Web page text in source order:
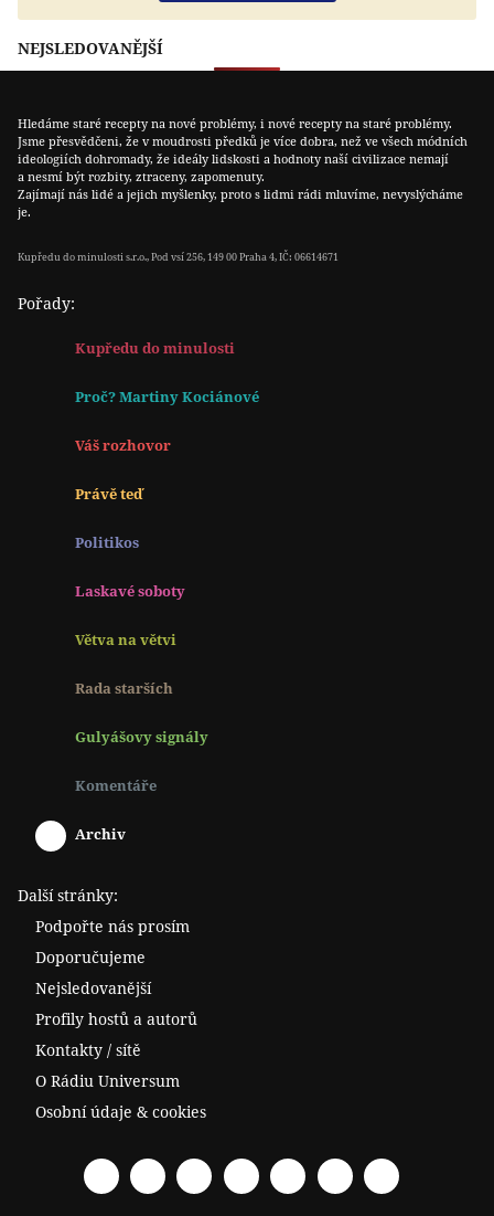
NEJSLEDOVANĚJŠÍ
Hledáme staré recepty na nové problémy, i nové recepty na staré problémy.
Jsme přesvědčeni, že v moudrosti předků je více dobra, než ve všech módních
ideologiích dohromady, že ideály lidskosti a hodnoty naší civilizace nemají
a nesmí být rozbity, ztraceny, zapomenuty.
Zajímají nás lidé a jejich myšlenky, proto s lidmi rádi mluvíme, nevyslýcháme
je.
Kupředu do minulosti s.r.o., Pod vsí 256, 149 00 Praha 4, IČ: 06614671
Pořady:
Kupředu do minulosti
Proč? Martiny Kociánové
Váš rozhovor
Právě teď
Politikos
Laskavé soboty
Větva na větvi
Rada starších
Gulyášovy signály
Komentáře
Archiv
Další stránky:
Podpořte nás prosím
Doporučujeme
Nejsledovanější
Profily hostů a autorů
Kontakty / sítě
O Rádiu Universum
Osobní údaje & cookies
FacebookSpotify YouTubeTwitter RSS TelegramOdysee